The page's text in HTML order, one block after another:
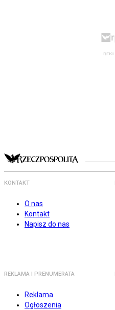
KONTAKT
O nas
Kontakt
Napisz do nas
REKLAMA I PRENUMERATA
Reklama
Ogłoszenia